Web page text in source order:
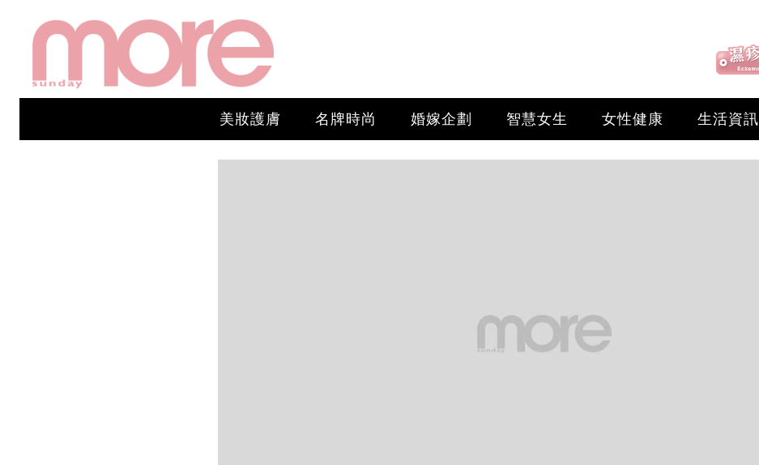
美妝護膚 名牌時尚 婚嫁企劃 智慧女生 女性健康 生活資訊